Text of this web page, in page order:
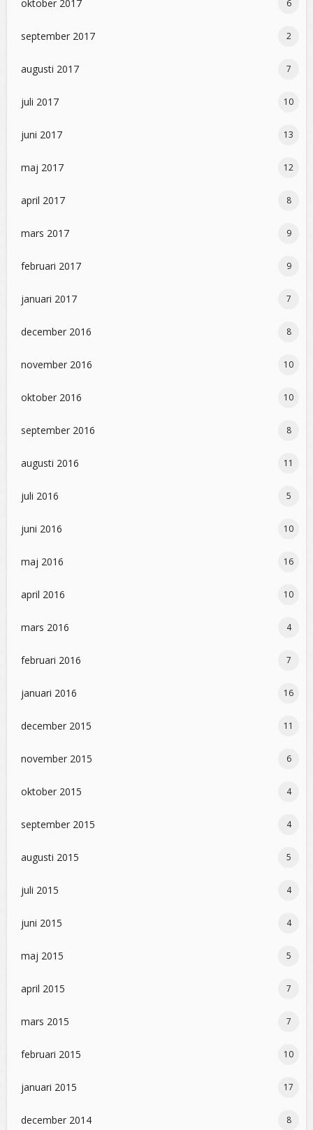
oktober 2017 6
september 2017 2
augusti 2017 7
juli 2017 10
juni 2017 13
maj 2017 12
april 2017 8
mars 2017 9
februari 2017 9
januari 2017 7
december 2016 8
november 2016 10
oktober 2016 10
september 2016 8
augusti 2016 11
juli 2016 5
juni 2016 10
maj 2016 16
april 2016 10
mars 2016 4
februari 2016 7
januari 2016 16
december 2015 11
november 2015 6
oktober 2015 4
september 2015 4
augusti 2015 5
juli 2015 4
juni 2015 4
maj 2015 5
april 2015 7
mars 2015 7
februari 2015 10
januari 2015 17
december 2014 8